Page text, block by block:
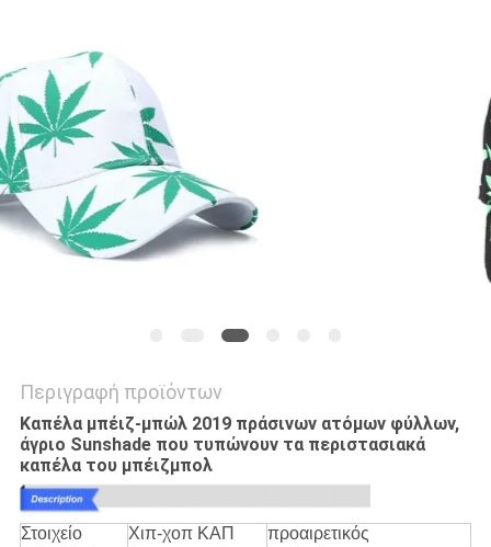
Περιγραφή προϊόντων
Καπέλα μπέιζ-μπώλ 2019 πράσινων ατόμων φύλλων,
άγριο Sunshade που τυπώνουν τα περιστασιακά
καπέλα του μπέιζμπολ
Στοιχείο Χιπ-χοπ ΚΑΠ
προαιρετικός